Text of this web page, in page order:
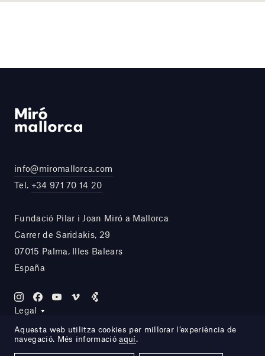
info@miromallorca.com
Tel. +34 971 70 14 20
Fundació Pilar i Joan Miró a Mallorca
Carrer de Saridakis, 29
07015 Palma, Illes Balears
España
Legal
Aquesta web utilitza cookies per millorar l’experiència de
navegació. Més informacióaquí.